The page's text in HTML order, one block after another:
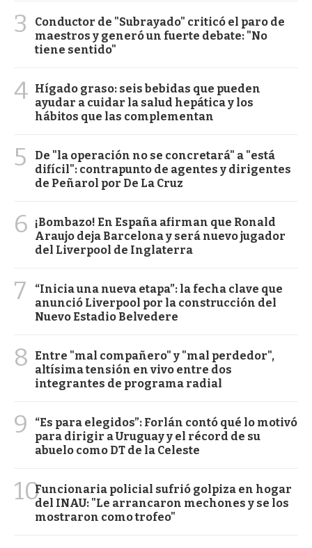
3
Conductor de "Subrayado" criticó el paro de
maestros y generó un fuerte debate: "No
tiene sentido"
4 Hígado graso: seis bebidas que pueden
ayudar a cuidar la salud hepática y los
hábitos que las complementan
5
De "la operación no se concretará" a "está
difícil": contrapunto de agentes y dirigentes
de Peñarol por De La Cruz
6
¡Bombazo! En España afirman que Ronald
Araujo deja Barcelona y será nuevo jugador
del Liverpool de Inglaterra
7
“Inicia una nueva etapa”: la fecha clave que
anunció Liverpool por la construcción del
Nuevo Estadio Belvedere
8
Entre "mal compañero" y "mal perdedor",
altísima tensión en vivo entre dos
integrantes de programa radial
9
“Es para elegidos”: Forlán contó qué lo motivó
para dirigir a Uruguay y el récord de su
abuelo como DT de la Celeste
10Funcionaria policial sufrió golpiza en hogar
del INAU: "Le arrancaron mechones y se los
mostraron como trofeo"